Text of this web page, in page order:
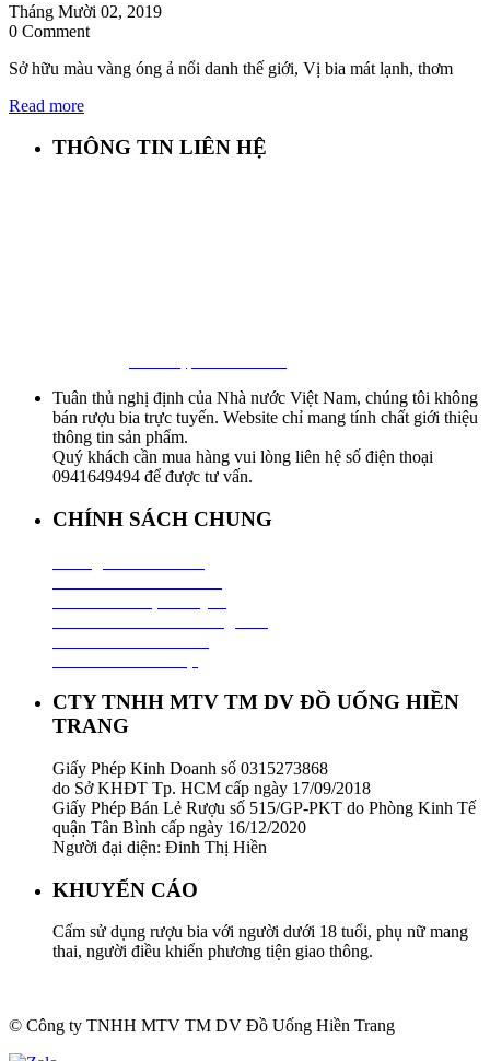
Tháng Mười 02, 2019
0 Comment
Sở hữu màu vàng óng ả nổi danh thế giới, Vị bia mát lạnh, thơm
Read more
THÔNG TIN LIÊN HỆ
Tuân thủ nghị định của Nhà nước Việt Nam, chúng tôi không
bán rượu bia trực tuyến. Website chỉ mang tính chất giới thiệu
thông tin sản phẩm.
Quý khách cần mua hàng vui lòng liên hệ số điện thoại
0941649494 để được tư vấn.
CHÍNH SÁCH CHUNG
CTY TNHH MTV TM DV ĐỒ UỐNG HIỀN
TRANG
Giấy Phép Kinh Doanh số 0315273868
do Sở KHĐT Tp. HCM cấp ngày 17/09/2018
Giấy Phép Bán Lẻ Rượu số 515/GP-PKT do Phòng Kinh Tế
quận Tân Bình cấp ngày 16/12/2020
Người đại diện: Đinh Thị Hiền
KHUYẾN CÁO
Cấm sử dụng rượu bia với người dưới 18 tuổi, phụ nữ mang
thai, người điều khiển phương tiện giao thông.
© Công ty TNHH MTV TM DV Đồ Uống Hiền Trang